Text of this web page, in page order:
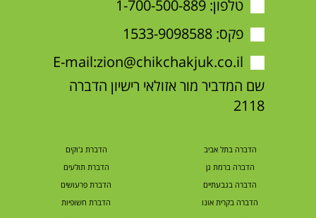
טלפון:1-700-500-889
פקס: 1533-9098588
E-mail:zion@chikchakjuk.co.il
שם המדביר מור אזולאי רישיון הדברה
2118
הדברה בתל אביב
הדברה ברמת גן
הדברה בגבעתיים
הדברה בקרית אונו
הדברת ג'וקים
הדברת תולעים
הדברת פרעושים
הדברת חשופיות